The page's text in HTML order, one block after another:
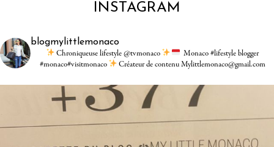
INSTAGRAM
blogmylittlemonaco
Chroniqueuse lifestyle @tvmonaco
Monaco #lifestyle blogger
#monaco#visitmonaco
Créateur de contenu Mylittlemonaco@gmail.com